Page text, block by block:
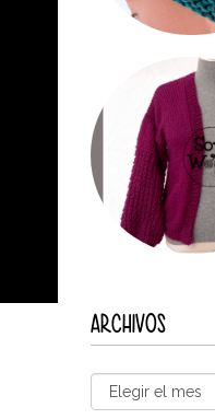
ARCHIVOS